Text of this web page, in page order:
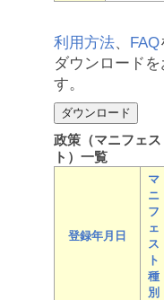
利用方法、 FAQ
ダウンロードを
す。
政策（マニフェス
ト）一覧
登録年月日
マ
ニ
フ
ェ
ス
ト
種
別